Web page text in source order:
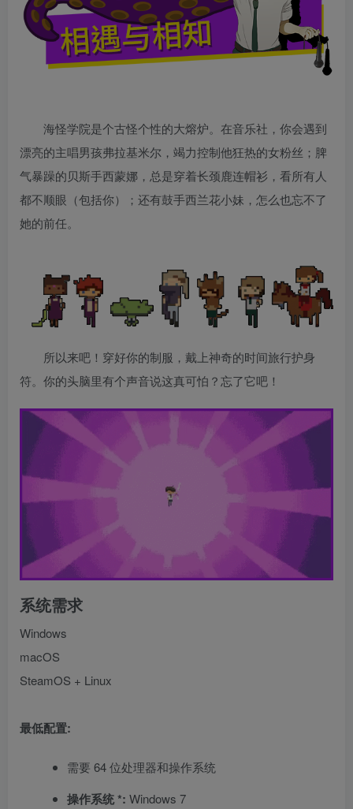
海怪学院是个古怪个性的大熔炉。在音乐社，你会遇到
漂亮的主唱男孩弗拉基米尔，竭力控制他狂热的女粉丝；脾
气暴躁的贝斯手西蒙娜，总是穿着长颈鹿连帽衫，看所有人
都不顺眼（包括你）；还有鼓手西兰花小妹，怎么也忘不了
她的前任。
所以来吧！穿好你的制服，戴上神奇的时间旅行护身
符。你的头脑里有个声音说这真可怕？忘了它吧！
系统需求
Windows
macOS
SteamOS + Linux
最低配置:
需要 64 位处理器和操作系统
操作系统 *: Windows 7